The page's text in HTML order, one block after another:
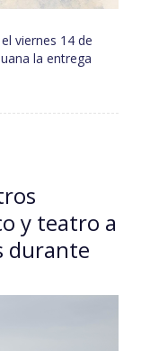
viernes 14 de
la entrega
y teatro a
durante